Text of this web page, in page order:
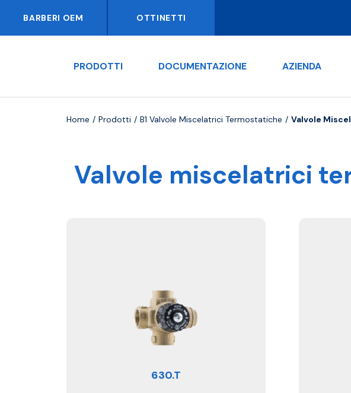
BARBERI OEM OTTINETTI
PRODOTTI DOCUMENTAZIONE AZIENDA
Home Prodotti B1 Valvole Miscelatrici Termostatiche Valvole
Valvole miscelatrici
630.T